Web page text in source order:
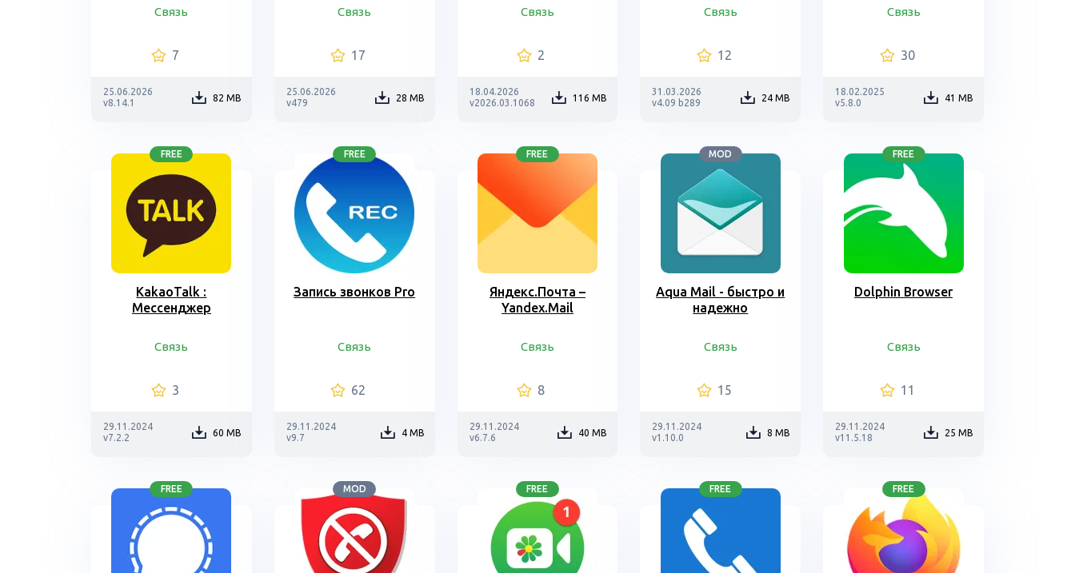
Связь
7
25.06.2026
v8.14.1
82 MB
Связь
17
25.06.2026
v479
28 MB
Связь
2
18.04.2026
v2026.03.1068
116 MB
Связь
12
31.03.2026
v4.09 b289
24 MB
Связь
30
18.02.2025
v5.8.0
41 MB
FREE
KakaoTalk :
Мессенджер
Связь
3
29.11.2024
v7.2.2
60 MB
FREE
Запись звонков Pro
Связь
62
29.11.2024
v9.7
4 MB
FREE
Яндекс.Почта –
Yandex.Mail
Связь
8
29.11.2024
v6.7.6
40 MB
MOD
Aqua Mail - быстро и
надежно
Связь
15
29.11.2024
v1.10.0
8 MB
FREE
Dolphin Browser
Связь
11
29.11.2024
v11.5.18
25 MB
FREE MOD FREE FREE FREE